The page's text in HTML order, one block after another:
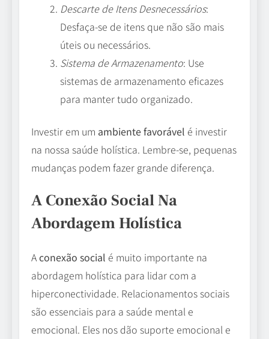
Descarte de Itens Desnecessários:
Desfaça-se de itens que não são mais
úteis ou necessários.
Sistema de Armazenamento: Use
sistemas de armazenamento eficazes
para manter tudo organizado.
Investir em um ambiente favorável é investir
na nossa saúde holística. Lembre-se, pequenas
mudanças podem fazer grande diferença.
A Conexão Social Na
Abordagem Holística
Aconexão social é muito importante na
abordagem holística para lidar com a
hiperconectividade. Relacionamentos sociais
são essenciais para a saúde mental e
emocional. Eles nos dão suporte emocional e